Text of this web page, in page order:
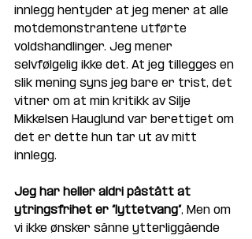
innlegg hentyder at jeg mener at alle
motdemonstrantene utførte
voldshandlinger. Jeg mener
selvfølgelig ikke det. At jeg tillegges en
slik mening syns jeg bare er trist, det
vitner om at min kritikk av Silje
Mikkelsen Hauglund var berettiget om
det er dette hun tar ut av mitt
innlegg.
Jeg har heller aldri påstått at
ytringsfrihet er “lyttetvang”, Men om
vi ikke ønsker sånne ytterliggående